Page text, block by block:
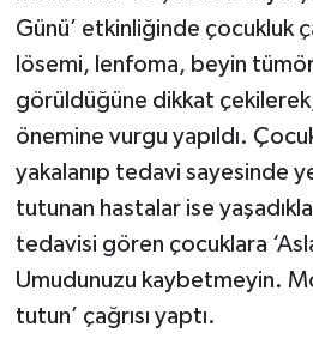
Günü’ etkinliğinde çocukluk
lösemi, lenfoma, beyin
görüldüğüne dikkat çekilerek,
önemine vurgu yapıldı.
yakalanıp tedavi sayesinde
tutunan hastalar ise
tedavisi gören çocuklara
Umudunuzu kaybetmeyin.
tutun’ çağrısı yaptı.